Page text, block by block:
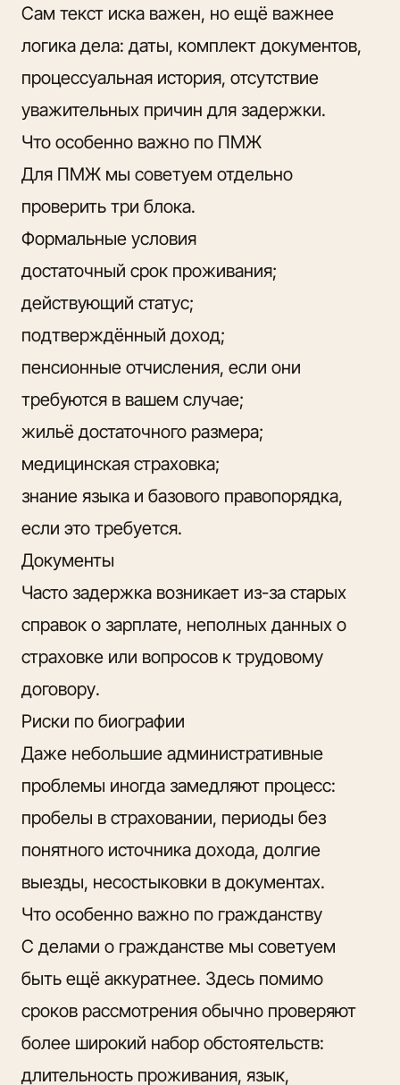
Сам текст иска важен, но ещё важнее
логика дела: даты, комплект документов,
процессуальная история, отсутствие
уважительных причин для задержки.
Что особенно важно по ПМЖ
Для ПМЖ мы советуем отдельно
проверить три блока.
Формальные условия
достаточный срок проживания;
действующий статус;
подтверждённый доход;
пенсионные отчисления, если они
требуются в вашем случае;
жильё достаточного размера;
медицинская страховка;
знание языка и базового правопорядка,
если это требуется.
Документы
Часто задержка возникает из-за старых
справок о зарплате, неполных данных о
страховке или вопросов к трудовому
договору.
Риски по биографии
Даже небольшие административные
проблемы иногда замедляют процесс:
пробелы в страховании, периоды без
понятного источника дохода, долгие
выезды, несостыковки в документах.
Что особенно важно по гражданству
С делами о гражданстве мы советуем
быть ещё аккуратнее. Здесь помимо
сроков рассмотрения обычно проверяют
более широкий набор обстоятельств:
длительность проживания, язык,